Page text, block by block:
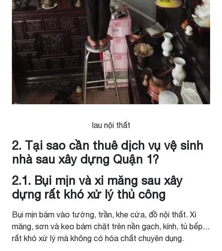
lau nội thất
2. Tại sao cần thuê dịch vụ vệ sinh
nhà sau xây dựng Quận 1?
2.1. Bụi mịn và xi măng sau xây
dựng rất khó xử lý thủ công
Bụi mịn bám vào tường, trần, khe cửa, đồ nội thất. Xi
măng, sơn và keo bám chặt trên nền gạch, kính, tủ bếp…
rất khó xử lý mà không có hóa chất chuyên dụng.